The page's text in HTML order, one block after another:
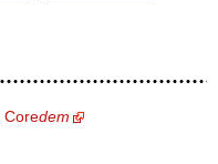
Coredem